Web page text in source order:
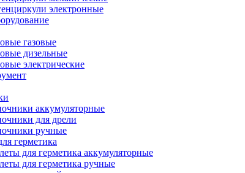
электронные
газовые
дизельные
электрические
аккумуляторные
для дрели
ручные
герметика
для герметика аккумуляторные
для герметика ручные